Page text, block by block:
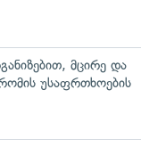
მცირე და
უსაფრთხოების